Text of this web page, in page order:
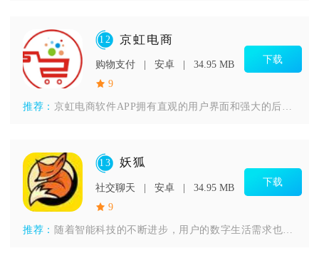
12 京虹电商
购物支付 安卓
34.95 MB
9
下载
推荐： 京虹电商软件APP拥有直观的用户界面和强大的后台支持，使得商
13 妖狐
社交聊天 安卓
34.95 MB
9
下载
推荐： 随着智能科技的不断进步，用户的数字生活需求也日益增长。妖狐应